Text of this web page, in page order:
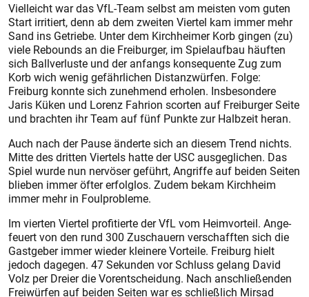
Vielleicht war das VfL-Team selbst am meisten vom guten
Start irritiert, denn ab dem zweiten Viertel kam immer mehr
Sand ins Getriebe. Unter dem Kirchheimer Korb gingen (zu)
viele Rebounds an die Freiburger, im Spielaufbau häuften
sich Ballverluste und der anfangs konsequente Zug zum
Korb wich wenig gefährlichen Distanzwürfen. Folge:
Freiburg konnte sich zunehmend erholen. Insbesondere
Jaris Küken und Lorenz Fahrion scorten auf Freiburger Seite
und brachten ihr Team auf fünf Punkte zur Halbzeit heran.
Auch nach der Pause änderte sich an diesem Trend nichts.
Mitte des dritten Viertels hatte der USC ausgeglichen. Das
Spiel wurde nun nervöser geführt, Angriffe auf beiden Seiten
blieben immer öfter erfolglos. Zudem bekam Kirchheim
immer mehr in Foulprobleme.
Im vierten Viertel profitierte der VfL vom Heimvorteil. Ange-
feuert von den rund 300 Zuschauern verschafften sich die
Gastgeber immer wieder kleinere Vorteile. Freiburg hielt
jedoch dagegen. 47 Sekunden vor Schluss gelang David
Volz per Dreier die Vorentscheidung. Nach anschließenden
Freiwürfen auf beiden Seiten war es schließlich Mirsad